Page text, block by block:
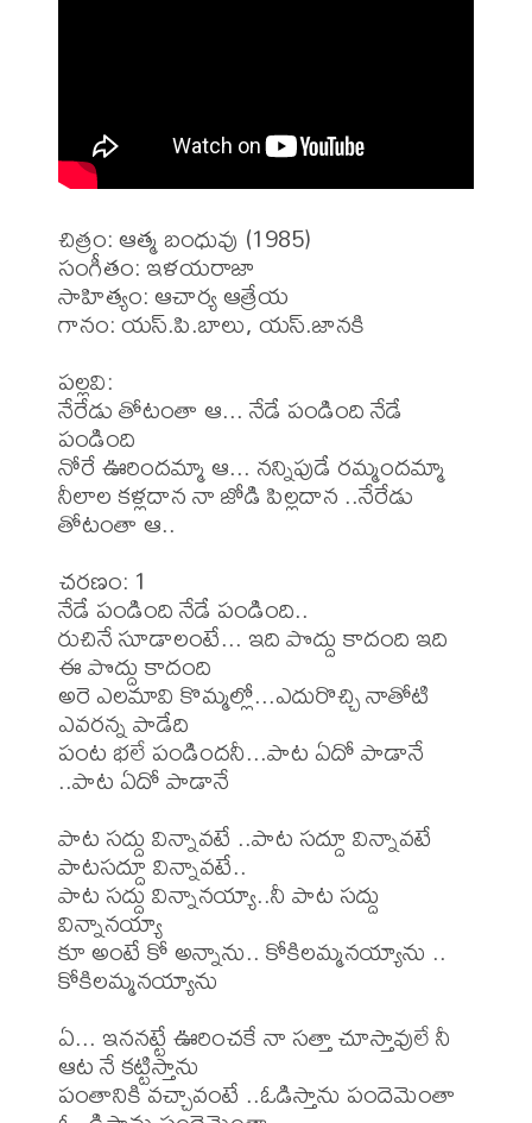
చిత్రం: ఆత్మ బంధువు (1985)
సంగీతం: ఇళయరాజా
సాహిత్యం: ఆచార్య ఆత్రేయ
గానం: యస్.పి.బాలు, యస్.జానకి
పల్లవి:
నేరేడు తోటంతా ఆ... నేడే పండింది నేడే
పండింది
నోరే ఊరిందమ్మా ఆ... నన్నిపుడే రమ్మందమ్మా
నీలాల కళ్లదాన నా జోడి పిల్లదాన ..నేరేడు
తోటంతా ఆ..
చరణం: 1
నేడే పండింది నేడే పండింది..
రుచినే సూడాలంటే... ఇది పొద్దు కాదంది ఇది
ఈ పొద్దు కాదంది
అరె ఎలమావి కొమ్మల్లో...ఎదురొచ్చి నాతోటి
ఎవరన్న పాడేది
పంట భలే పండిందనీ...పాట ఏదో పాడానే
..పాట ఏదో పాడానే
పాట సద్దు విన్నావటే ..పాట సద్దూ విన్నావటే
పాటసద్దూ విన్నావటే..
పాట సద్దు విన్నానయ్యా..నీ పాట సద్దు
విన్నానయ్యా
కూ అంటే కో అన్నాను.. కోకిలమ్మనయ్యాను ..
కోకిలమ్మనయ్యాను
ఏ... ఇననట్టే ఊరించకే నా సత్తా చూస్తావులే నీ
ఆట నే కట్టిస్తాను
పంతానికి వచ్చావంటే ..ఓడిస్తాను పందెమెంతా